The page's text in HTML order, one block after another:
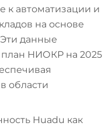
к автоматизации и
на основе
Эти данные
НИОКР на 2025
области
Huadu как